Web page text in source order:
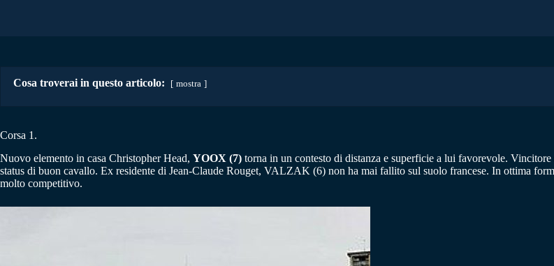
Cosa troverai in questo articolo: mostra
Corsa 1.
Nuovo elemento in casa Christopher Head, YOOX (7) torna in un contesto di distanza e superficie a lui favorevole.
status di buon cavallo. Ex residente di Jean-Claude Rouget, VALZAK (6) non ha mai fallito sul suolo francese. In ottima
molto competitivo.